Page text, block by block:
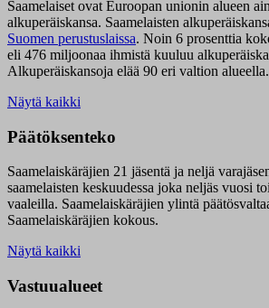
Saamelaiset ovat Euroopan unionin alueen
alkuperäiskansa. Saamelaisten
Suomen perustuslaissa. Noin 6 prosenttia
eli 476 miljoonaa ihmistä kuuluu
Alkuperäiskansoja elää 90 eri valtion alueella.
Näytä kaikki
Päätöksenteko
Saamelaiskäräjien 21 jäsentä ja neljä
saamelaisten keskuudessa joka neljäs vuosi
vaaleilla. Saamelaiskäräjien ylintä
Saamelaiskäräjien kokous.
Näytä kaikki
Vastuualueet